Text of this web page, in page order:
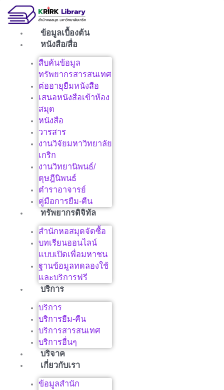
ข้อมูลเบื้องต้น
หนังสือ/สื่อ
สืบค้นข้อมูล
ทรัพยากรสารสนเทศ
ต่ออายุยืมหนังสือ
เสนอหนังสือเข้าห้อง
สมุด
หนังสือ
วารสาร
งานวิจัยมหาวิทยาลัย
เกริก
งานวิทยานิพนธ์/
ดุษฎีนิพนธ์
ตำราอาจารย์
คู่มือการยืม-คืน
ทรัพยากรดิจิทัล
สำนักหอสมุดจัดซื้อ
บทเรียนออนไลน์
แบบเปิดเพื่อมหาชน
ฐานข้อมูลทดลองใช้
และบริการฟรี
บริการ
บริการ
บริการยืม-คืน
บริการสารสนเทศ
บริการอื่นๆ
บริจาค
เกี่ยวกับเรา
ข้อมูลสำนัก